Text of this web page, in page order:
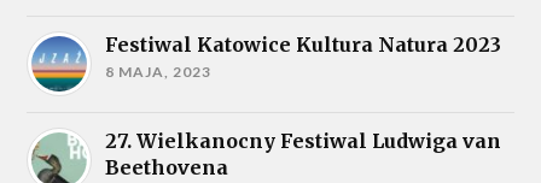
Festiwal Katowice Kultura Natura 2023
8 MAJA, 2023
27. Wielkanocny Festiwal Ludwiga van
Beethovena